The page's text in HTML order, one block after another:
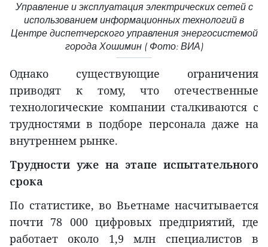
Управление и эксплуатация электрических сетей с
использованием информационных технологий в
Центре диспетчерского управления энергосистемой
города Хошимин ( Фото: ВИА)
Однако существующие ограничения
приводят к тому, что отечественные
технологические компании сталкиваются с
трудностями в подборе персонала даже на
внутреннем рынке.
Трудности уже на этапе испытательного
срока
По статистике, во Вьетнаме насчитывается
почти 78 000 цифровых предприятий, где
работает около 1,9 млн специалистов в